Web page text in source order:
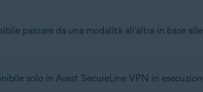
passare da una modalità all'altra in base
solo in Avast SecureLine VPN in